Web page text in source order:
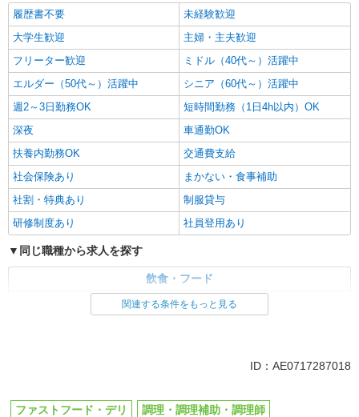
履歴書不要
未経験歓迎
大学生歓迎
主婦・主夫歓迎
フリーター歓迎
ミドル（40代～）活躍中
エルダー（50代～）活躍中
シニア（60代～）活躍中
週2～3日勤務OK
短時間勤務（1日4h以内）OK
深夜
車通勤OK
扶養内勤務OK
交通費支給
社会保険あり
まかない・食事補助
社割・特典あり
制服貸与
研修制度あり
社員登用あり
同じ職種から求人を探す
飲食・フード
ファストフード・デリ
調理・調理補助・調理師
短時間勤務（1日4h以内）OK
深夜
関連する条件をもっと見る
ID：AE0717287018
ファストフード・デリ
調理・調理補助・調理師